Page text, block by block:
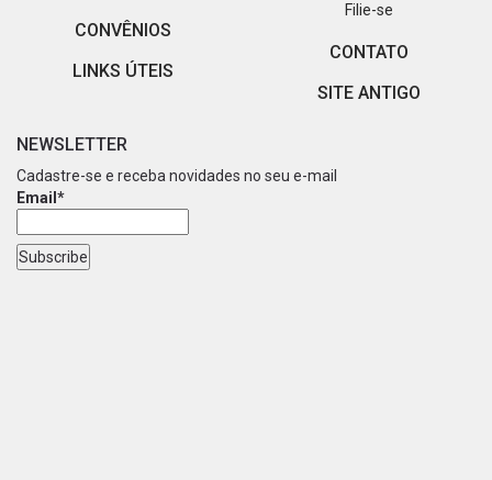
CONVÊNIOS
LINKS ÚTEIS
Filie-se
CONTATO
SITE ANTIGO
NEWSLETTER
Cadastre-se e receba novidades no seu e-mail
Email*